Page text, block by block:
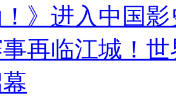
！》进入中国
再临江城！